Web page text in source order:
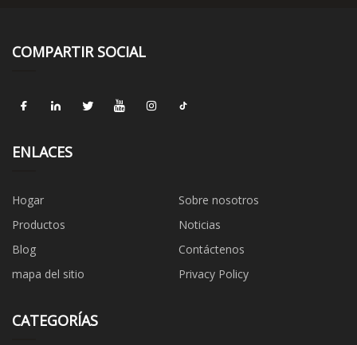
COMPARTIR SOCIAL
ENLACES
Hogar
Sobre nosotros
Productos
Noticias
Blog
Contáctenos
mapa del sitio
Privacy Policy
CATEGORÍAS